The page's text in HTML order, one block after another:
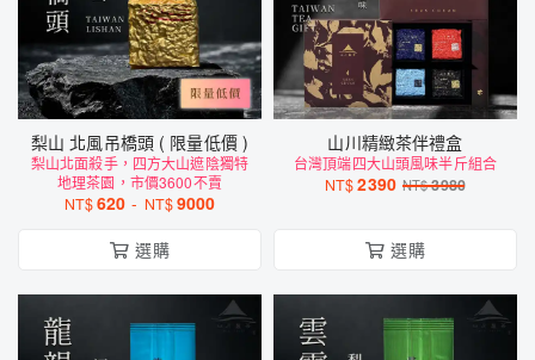
梨山 北風吊橋頭 ( 限量低價 )
梨山北面殺手，四方大山遮陰獨特
地理茶園，市價3600不賣
NT$620 - NT$9000
選購
山川精緻茶伴禮盒
台灣頂端四大山頭風味半斤組合
NT$2390 NT$3980
選購